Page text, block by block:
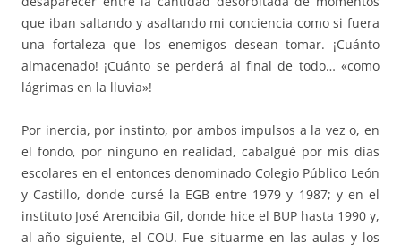
que iban saltando y asaltando mi conciencia como si fuera
una fortaleza que los enemigos desean tomar. ¡Cuánto
almacenado! ¡Cuánto se perderá al final de todo… «como
lágrimas en la lluvia»!
Por inercia, por instinto, por ambos impulsos a la vez o, en
el fondo, por ninguno en realidad, cabalgué por mis días
escolares en el entonces denominado Colegio Público León
y Castillo, donde cursé la EGB entre 1979 y 1987; y en el
instituto José Arencibia Gil, donde hice el BUP hasta 1990 y,
al año siguiente, el COU. Fue situarme en las aulas y los